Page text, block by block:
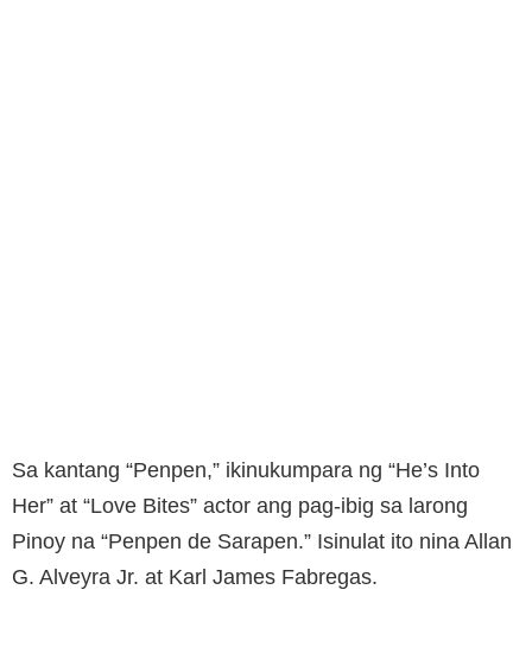
Sa kantang “Penpen,” ikinukumpara ng “He’s Into
Her” at “Love Bites” actor ang pag-ibig sa larong
Pinoy na “Penpen de Sarapen.” Isinulat ito nina Allan
G. Alveyra Jr. at Karl James Fabregas.